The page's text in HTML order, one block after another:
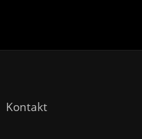
Kontakt